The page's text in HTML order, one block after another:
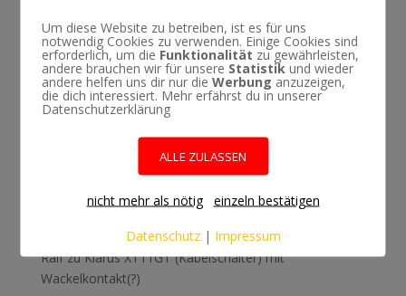
Tool Test: KYU-6 (kleines RGB Armband & Tool)
Was passiert mit Olympus?
Coole Fotoprojekte für zu Hause (Home with Olympus)
Neueste Kommentare
perfekte Orb
Thomas KlimkezuTool Check: Der perfekte Orb
RalfzuKlarus XT11GT (Kabelschalter) mit
Wackelkontakt(?)
Um diese Website zu betreiben, ist es für uns
notwendig Cookies zu verwenden. Einige Cookies sind
erforderlich, um die Funktionalität zu gewährleisten,
andere brauchen wir für unsere Statistik und wieder
andere helfen uns dir nur dieWerbung anzuzeigen,
die dich interessiert. Mehr erfährst du in unserer
Datenschutzerklärung
ALLE ZULASSEN
nicht mehr als nötig einzeln bestätigen
Datenschutz| Impressum